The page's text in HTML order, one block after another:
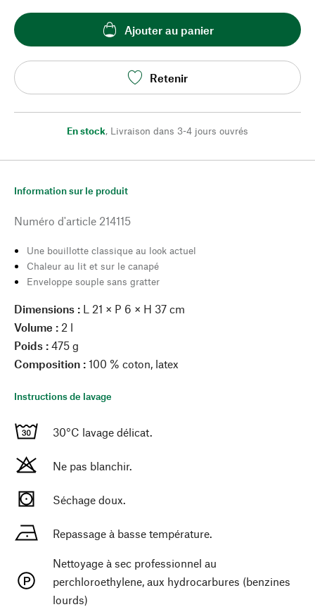
Ajouter au panier
Retenir
En stock, Livraison dans 3-4 jours ouvrés
Information sur le produit
Numéro d'article 214115
Une bouillotte classique au look actuel
Chaleur au lit et sur le canapé
Enveloppe souple sans gratter
Dimensions : L 21 × P 6 × H 37 cm
Volume : 2 l
Poids : 475 g
Composition : 100 % coton, latex
Instructions de lavage
30°C lavage délicat.
Ne pas blanchir.
Séchage doux.
Repassage à basse température.
Nettoyage à sec professionnel au
perchloroethylene, aux hydrocarbures (benzines
lourds)